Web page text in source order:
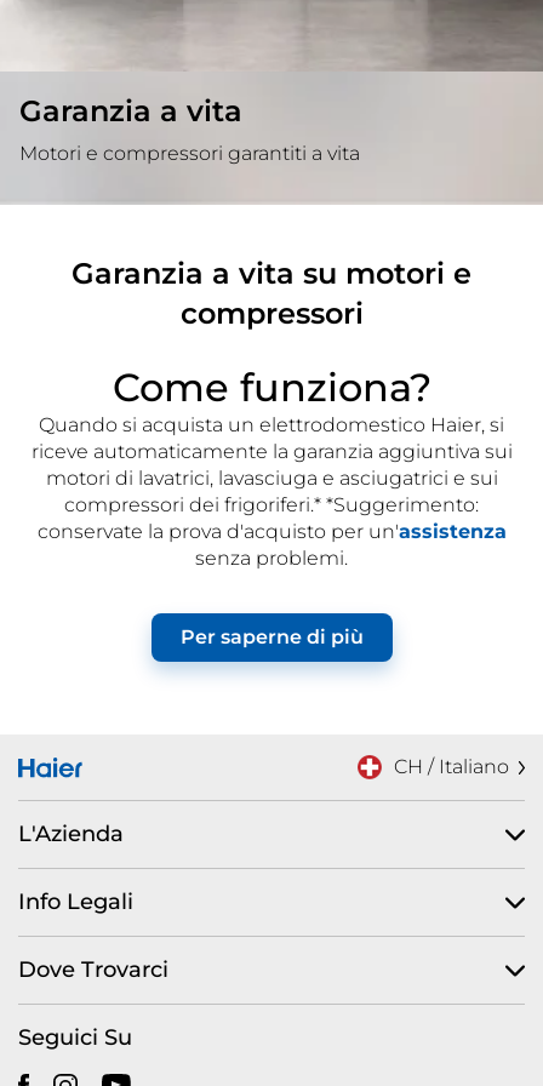
Garanzia a vita
Motori e compressori garantiti a vita
Garanzia a vita su motori e
compressori
Come funziona?
Quando si acquista un elettrodomestico Haier, si
riceve automaticamente la garanzia aggiuntiva sui
motori di lavatrici, lavasciuga e asciugatrici e sui
compressori dei frigoriferi.* *Suggerimento:
conservate la prova d'acquisto per un'assistenza
senza problemi.
Per saperne di più
CH / Italiano
L'Azienda
Info Legali
Dove Trovarci
Seguici Su